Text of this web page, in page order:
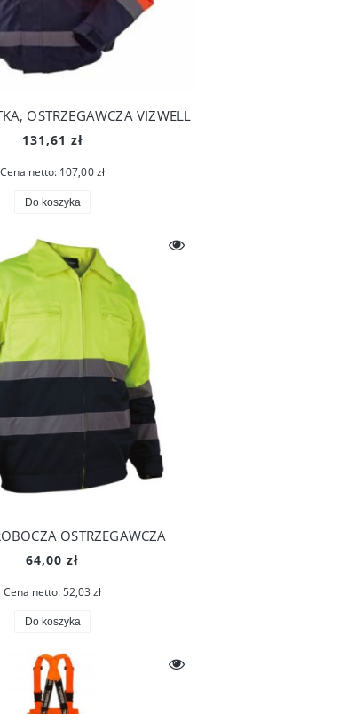
OSTRZEGAWCZA VIZWELL
131,61 zł
Cena netto: 107,00 zł
Do koszyka
OSTRZEGAWCZA
64,00 zł
Cena netto:52,03 zł
Do koszyka